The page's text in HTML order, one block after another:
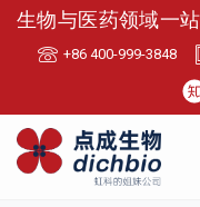
生物与医药领域一
+86 400-999-3848